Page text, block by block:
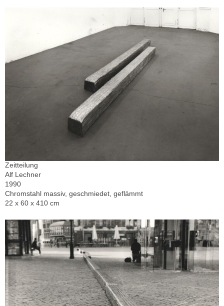
Zeitteilung
Alf Lechner
1990
Chromstahl massiv, geschmiedet, geflämmt
22 x 60 x 410 cm